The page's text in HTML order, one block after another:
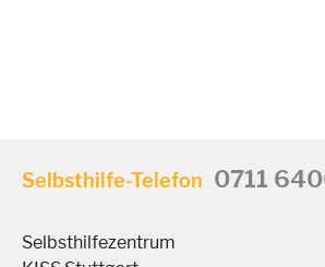
Selbsthilfe-Telefon 0711
Selbsthilfezentrum